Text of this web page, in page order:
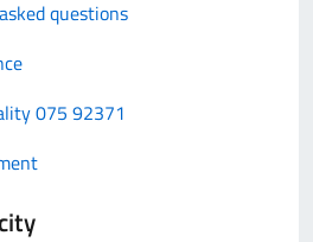
questions
075 92371